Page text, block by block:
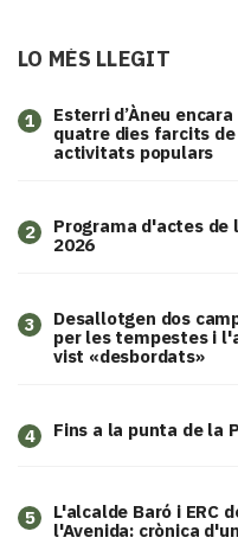
LO MÉS LLEGIT
1
Esterri d’Àneu
quatre dies farcits
activitats populars
2
Programa d'actes de
2026
3
​Desallotgen dos
per les tempestes i
vist «desbordats»
4 Fins a la punta de la
5
L'alcalde Baró i ERC
l'Avenida: crònica